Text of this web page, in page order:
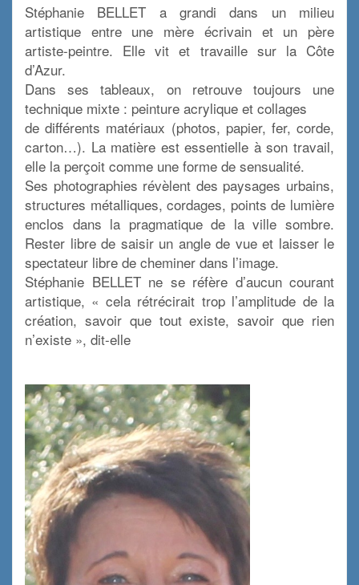
Stéphanie BELLET a grandi dans un milieu
artistique entre une mère écrivain et un père
artiste-peintre. Elle vit et travaille sur la Côte
d’Azur.
Dans ses tableaux, on retrouve toujours une
technique mixte : peinture acrylique et collages
de différents matériaux (photos, papier, fer, corde,
carton…). La matière est essentielle à son travail,
elle la perçoit comme une forme de sensualité.
Ses photographies révèlent des paysages urbains,
structures métalliques, cordages, points de lumière
enclos dans la pragmatique de la ville sombre.
Rester libre de saisir un angle de vue et laisser le
spectateur libre de cheminer dans l’image.
Stéphanie BELLET ne se réfère d’aucun courant
artistique, « cela rétrécirait trop l’amplitude de la
création, savoir que tout existe, savoir que rien
n’existe », dit-elle